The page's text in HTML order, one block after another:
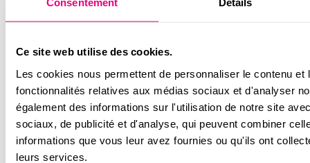
Ce site web utilise des cookies.
Les cookies nous permettent de personnaliser le contenu
fonctionnalités relatives aux médias sociaux et d'analyser
également des informations sur l'utilisation de notre site
sociaux, de publicité et d'analyse, qui peuvent combiner
informations que vous leur avez fournies ou qu'ils ont
leurs services.
RGPD*
J'accepte lapolitiquesur la protection des données *
Suivez-nous sur les réseaux